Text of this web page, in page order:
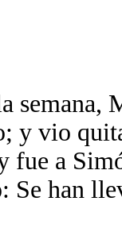
semana,
y vio
fue a
Se han